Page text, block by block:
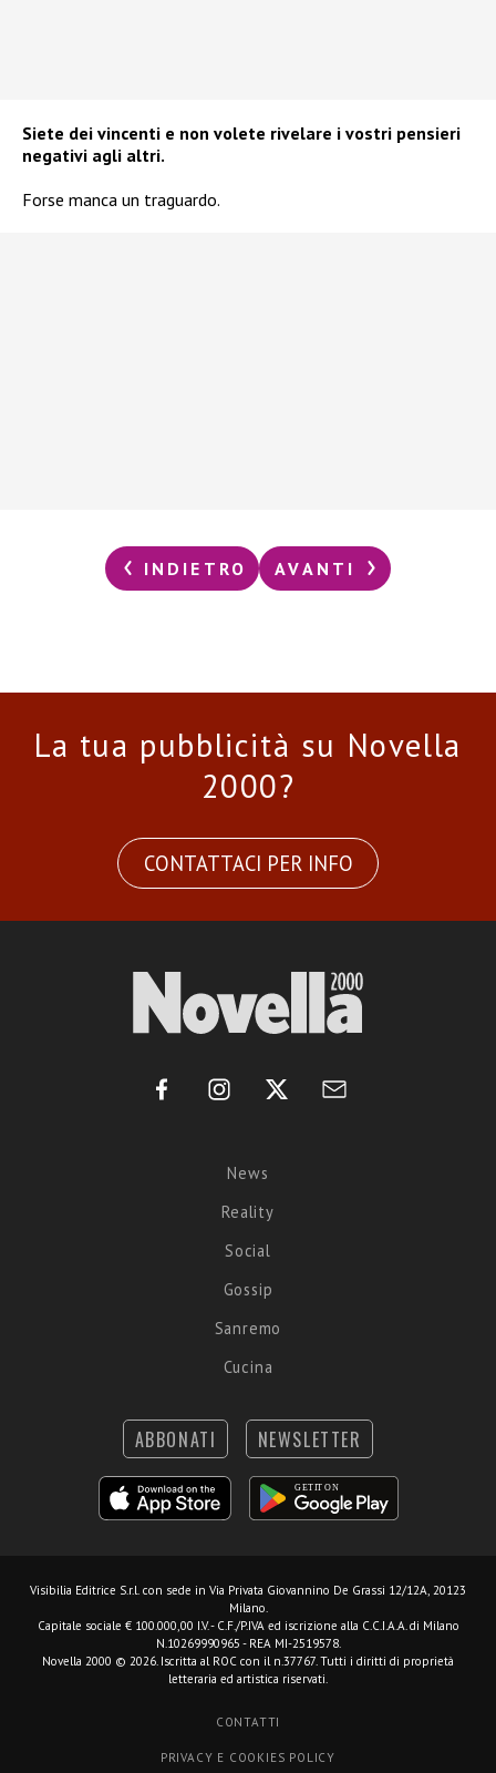
Siete dei vincenti e non volete rivelare i vostri pensieri
negativi agli altri.
Forse manca un traguardo.
INDIETRO AVANTI
La tua pubblicità su Novella
2000?
CONTATTACI PER INFO
News
Reality
Social
Gossip
Sanremo
Cucina
ABBONATI NEWSLETTER
Visibilia Editrice S.r.l. con sede in Via Privata Giovannino De Grassi 12/12A, 20123
Milano.
Capitale sociale € 100.000,00 I.V. - C.F./P.IVA ed iscrizione alla C.C.I.A.A. di Milano
N.10269990965 - REA MI-2519578.
Novella 2000 © 2026. Iscritta al ROC con il n.37767. Tutti i diritti di proprietà
letteraria ed artistica riservati.
CONTATTI
PRIVACY E COOKIES POLICY